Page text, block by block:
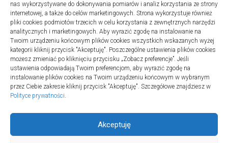
nas wykorzystywane do dokonywania pomiarów i analiz korzystania ze strony
internetowej, a także do celów marketingowych. Strona wykorzystuje również
pliki cookies podmiotów trzecich w celu korzystania z zewnętrznych narzędzi
analitycznych i marketingowych. Aby wyrazić zgodę na instalowanie na
Twoim urządzeniu końcowym plików cookies wszystkich wskazanych wyżej
kategorii kliknij przycisk "Akceptuję". Poszczególne ustawienia plików cookies
możesz zmieniać po kliknięciu przycisku „Zobacz preferencje”. Jeśli
ustawienia odpowiadają Twoim preferencjom, aby wyrazić zgodę na
instalowanie plików cookies na Twoim urządzeniu końcowym w wybranym
przez Ciebie zakresie kliknij przycisk "Akceptuję". Szczegółowe znajdziesz w
Polityce prywatności.
Akceptuję
i Narzędzia Dla Dzieci i Dorosłych
17/01/2024
Dlaczego warto zrobić sobie
permanentny makijaż
30/11/2022
Skuteczna naprawa falowników
przemysłowych